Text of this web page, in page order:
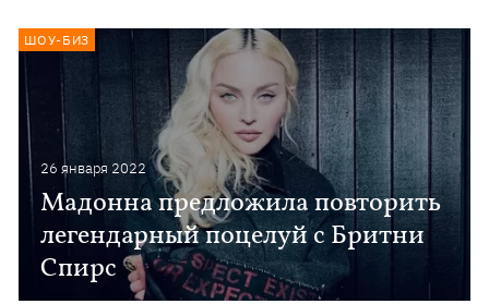
26 января 2022
Мадонна предложила повторить
легендарный поцелуй с Бритни
Спирс
ШОУ-БИЗ